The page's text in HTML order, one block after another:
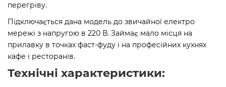
перегріву.
Підключається дана модель до звичайної електро
мережі з напругою в 220 В. Займає мало місця на
прилавку в точках фаст-фуду і на професійних кухнях
кафе і ресторанів.
Технічні характеристики: